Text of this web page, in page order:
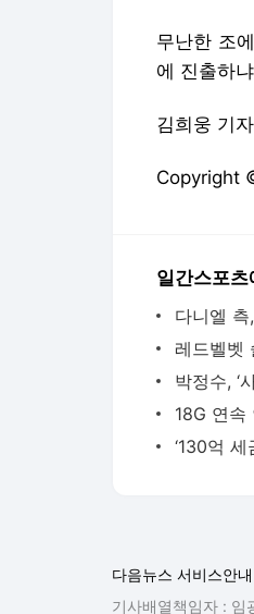
무난한 조
에 진출하
김희웅 기
Copyright
일간스포
다음뉴스 서비스안내
기사배열책임자 : 임